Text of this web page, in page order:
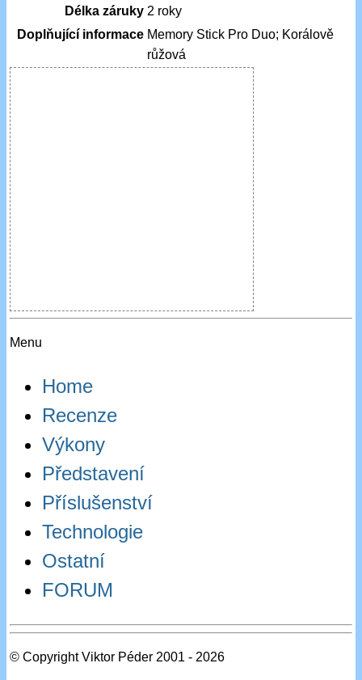
Délka záruky 2 roky
Doplňující informace Memory Stick Pro Duo; Korálově
růžová
Menu
Home
Recenze
Výkony
Představení
Příslušenství
Technologie
Ostatní
FORUM
© Copyright Viktor Péder 2001 - 2026